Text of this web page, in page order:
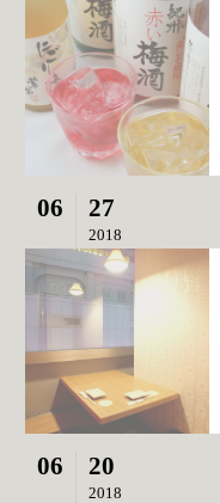
06 27
2018
06 20
2018